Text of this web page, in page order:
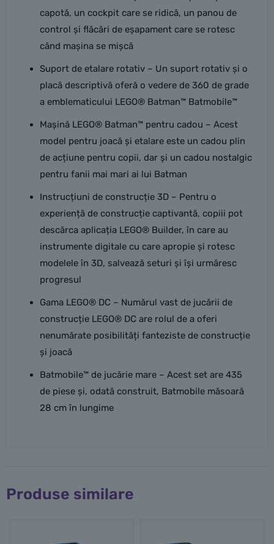
capotă, un cockpit care se ridică, un panou de
control și flăcări de eșapament care se rotesc
când mașina se mișcă
Suport de etalare rotativ – Un suport rotativ și o
placă descriptivă oferă o vedere de 360 de grade
a emblematicului LEGO® Batman™ Batmobile™
Mașină LEGO® Batman™ pentru cadou – Acest
model pentru joacă și etalare este un cadou plin
de acțiune pentru copii, dar și un cadou nostalgic
pentru fanii mai mari ai lui Batman
Instrucțiuni de construcție 3D – Pentru o
experiență de construcție captivantă, copiii pot
descărca aplicația LEGO® Builder, în care au
instrumente digitale cu care apropie și rotesc
modelele în 3D, salvează seturi și își urmăresc
progresul
Gama LEGO® DC – Numărul vast de jucării de
construcție LEGO® DC are rolul de a oferi
nenumărate posibilități fanteziste de construcție
și joacă
Batmobile™ de jucărie mare – Acest set are 435
de piese și, odată construit, Batmobile măsoară
28 cm în lungime
Produse similare